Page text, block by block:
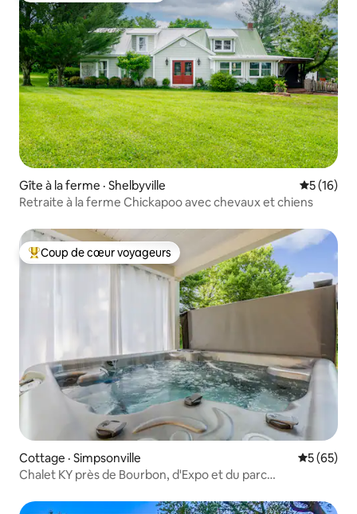
Gîte à la ferme · Shelbyville Note
5 (16)
Retraite à la ferme Chickapoo avec chevaux et chiens
Coup de cœur voyageurs parmi les plus aimés
Coup de cœur voyageurs
Cottage · Simpsonville Note
5 (65)
Chalet KY près de Bourbon, d'Expo et du parc